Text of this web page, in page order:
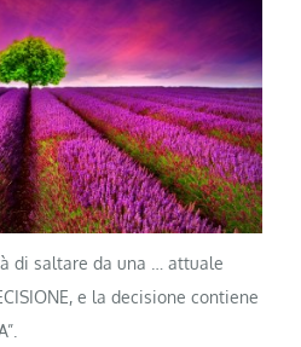
di saltare da una … attuale
e la decisione contiene